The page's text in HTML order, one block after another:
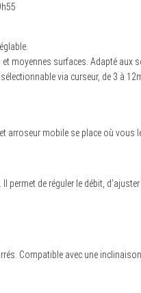
moyennes surfaces. Adapté aux
via curseur, de 3 à
arroseur mobile se place où
permet de réguler le débit,
Compatible avec une